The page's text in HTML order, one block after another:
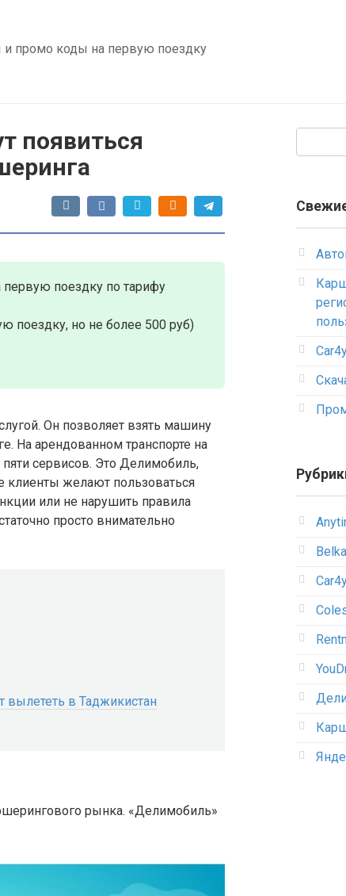
и промо коды на первую поездку
появиться
первую поездку по тарифу
поездку, но не более 500 руб)
Он позволяет взять машину
На арендованном транспорте на
сервисов. Это Делимобиль,
клиенты желают пользоваться
или не нарушить правила
просто внимательно
вылететь в Таджикистан
рынка. «Делимобиль»